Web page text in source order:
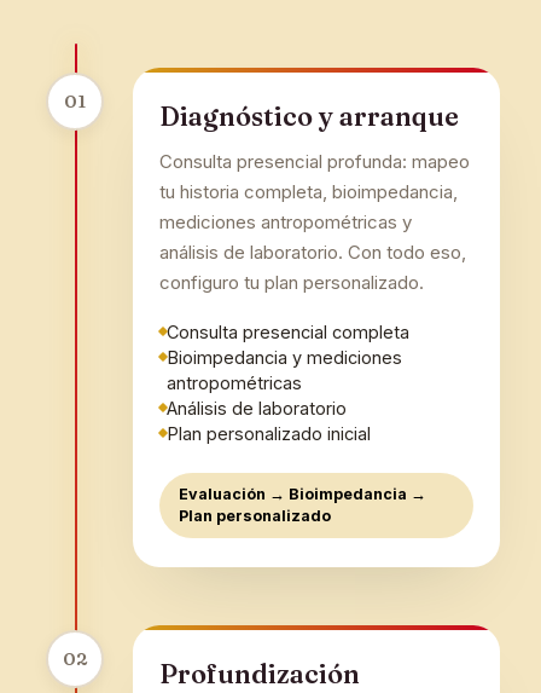
01 Diagnóstico y arranque
Consulta presencial profunda: mapeo
tu historia completa, bioimpedancia,
mediciones antropométricas y
análisis de laboratorio. Con todo eso,
configuro tu plan personalizado.
Consulta presencial completa
Bioimpedancia y mediciones
antropométricas
Análisis de laboratorio
Plan personalizado inicial
Evaluación → Bioimpedancia →
Plan personalizado
02 Profundización